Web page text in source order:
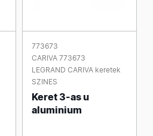
773673
CARIVA 773673
LEGRAND CARIVA keretek
SZINES
Keret 3-as u
aluminium